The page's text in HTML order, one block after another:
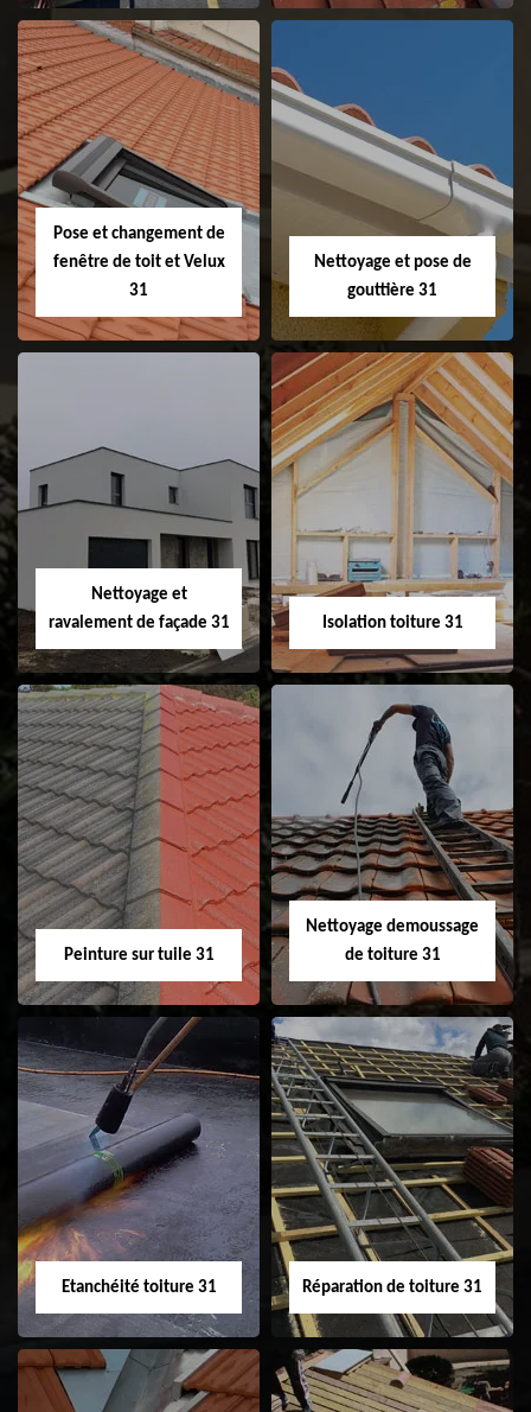
Couvreur 31
Etanchéité de
faitage et faitière
31
Pose et changement de
fenêtre de toit et Velux
31
Pose et
changement de
fenêtre de toit et
Velux 31
Nettoyage et pose de
gouttière 31
Nettoyage et pose
Nettoyage et
ravalement de façade 31
Nettoyage et
ravalement de
façade 31
Isolation toiture 31
Isolation toiture 31
Peinture sur tuile 31
Peinture sur tuile
31
Nettoyage demoussage
de toiture 31
Nettoyage
demoussage de
toiture 31
Etanchéité toiture 31 Réparation de toiture 31